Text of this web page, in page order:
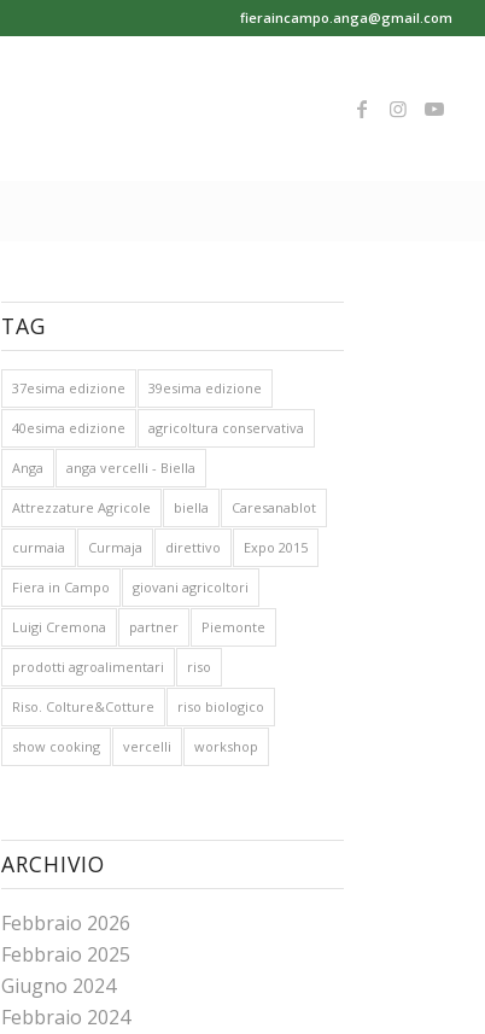
fieraincampo.anga@gmail.com
TAG
37esima edizione 39esima edizione
40esima edizione agricoltura conservativa
Anga anga vercelli - Biella
Attrezzature Agricole biella Caresanablot
curmaia Curmaja direttivo Expo 2015
Fiera in Campo giovani agricoltori
Luigi Cremona partner Piemonte
prodotti agroalimentari riso
Riso. Colture&Cotture riso biologico
show cooking vercelli workshop
ARCHIVIO
Febbraio 2026
Febbraio 2025
Giugno 2024
Febbraio 2024